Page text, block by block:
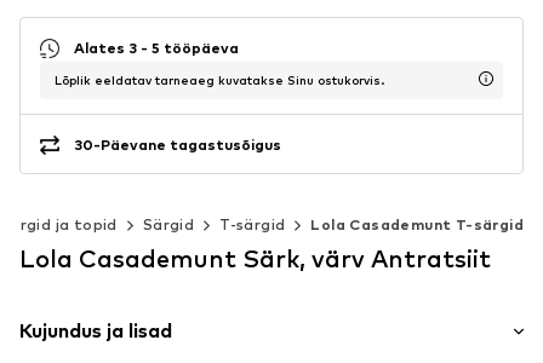
Alates 3 - 5 tööpäeva
Lõplik eeldatav tarneaeg kuvatakse Sinu ostukorvis.
30-Päevane tagastusõigus
Särgid ja topid Särgid T-särgid Lola Casademunt T-särgid
Lola Casademunt Särk, värv Antratsiit
Kujundus ja lisad